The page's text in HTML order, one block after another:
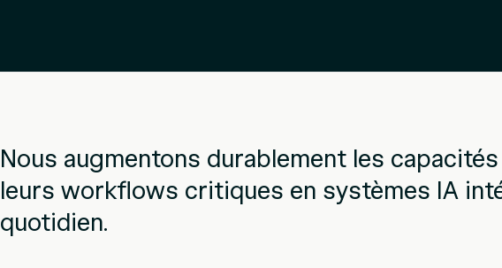
Nous augmentons durablement les
leurs workflows critiques en systèmes IA
quotidien.